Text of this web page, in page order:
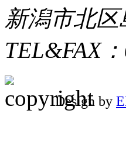
新潟市北区
TEL&FAX
Design by